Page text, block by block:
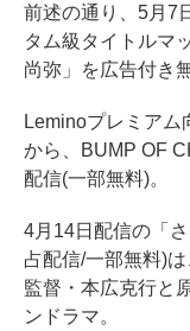
前述の通り、5月7
タム級タイトルマ
尚弥」を広告付き
Leminoプレミアム
から、BUMP OF
配信(一部無料)。
4月14日配信の「
占配信/一部無料)
監督・本広克行と
ンドラマ。